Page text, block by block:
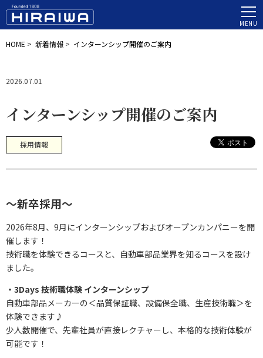
MENU
HOME > 新着情報 > インターンシップ開催のご案内
2026.07.01
インターンシップ開催のご案内
採用情報
～新卒採用～
2026年8月、9月にインターンシップおよびオープンカンパニーを開
催します！
技術職を体験できるコースと、自動車部品業界を知るコースを設け
ました。
・3Days 技術職体験 インターンシップ
自動車部品メーカーの＜品質保証職、設備保全職、生産技術職＞を
体験できます♪
少人数開催で、先輩社員が直接レクチャーし、本格的な技術体験が
可能です！